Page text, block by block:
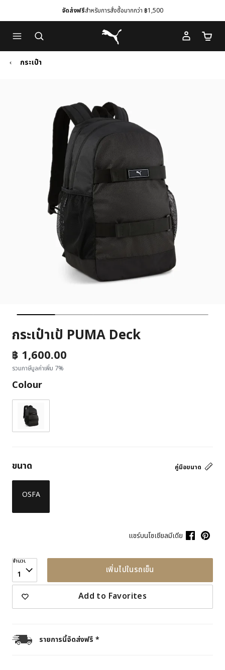
to
Main
content
to
Footer
Content
จัดส่งฟรีสำหรับการสั่งซื้อมากกว่า ฿1,500
Puma โฮม
จำนว
กระเป๋า
กระเป๋าเป้ PUMA Deck
฿ 1,600.00
รวมภาษีมูลค่าเพิ่ม 7%
Colour
คู่มือขนาด
ขนาด
OSFA
แชร์บนโซเชียลมีเดีย
จำนวน
1 เพิ่มไปในรถเข็น
Add to Favorites
รายการนี้จัดส่งฟรี *